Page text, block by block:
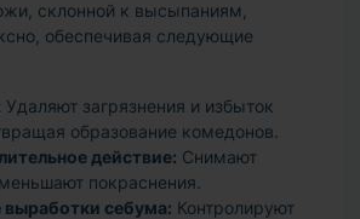
склонной к высыпаниям,
обеспечивая следующие
Удаляют загрязнения и избыток
образование комедонов.
действие: Снимают
покраснения.
выработки себума: Контролируют